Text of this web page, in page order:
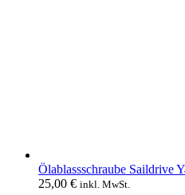
Ölablassschraube Saildrive
25,00 € inkl. MwSt.